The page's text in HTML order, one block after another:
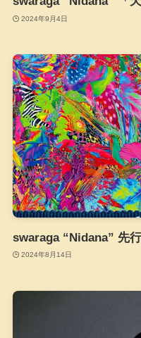
2024年9月4日
swaraga “Nidana” 先
2024年8月14日